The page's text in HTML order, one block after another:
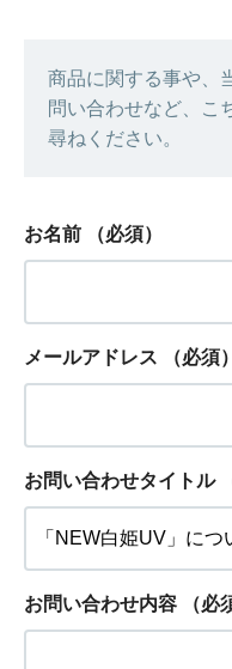
商品に関する事や、
問い合わせなど、こ
尋ねください。
お名前 （必須）
メールアドレス （必須）
お問い合わせタイトル
お問い合わせ内容 （必